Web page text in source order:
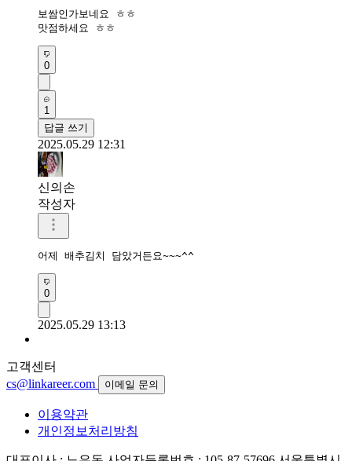
보쌈인가보네요 ㅎㅎ
맛점하세요 ㅎㅎ
0
1
답글 쓰기
2025.05.29 12:31
신의손
작성자
어제 배추김치 담았거든요~~~^^
0
2025.05.29 13:13
고객센터
cs@linkareer.com
이메일 문의
이용약관
개인정보처리방침